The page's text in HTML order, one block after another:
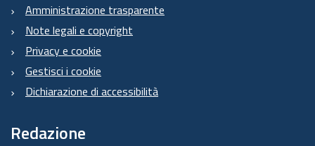
Amministrazione trasparente
Note legali e copyright
Privacy e cookie
Gestisci i cookie
Dichiarazione di accessibilità
Redazione